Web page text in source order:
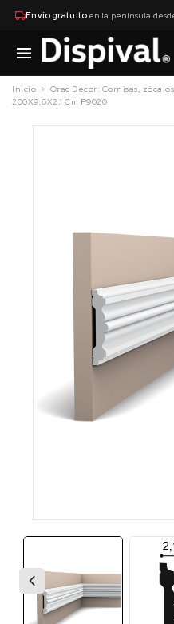
Envío gratuitoen la península
Inicio Orac Decor: Cornisas,
200X9,6X2,1 Cm P9020